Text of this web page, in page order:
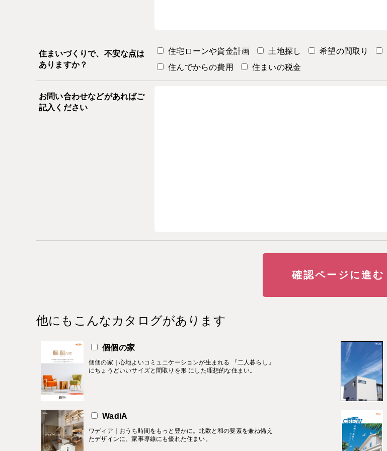
住まいづくりで、不安な点は
ありますか？
住宅ローンや資金計画 土地探し 希望の間取り
住んでからの費用
住まいの税金
お問い合わせなどがあればご
記入ください
他にもこんなカタログがあります
個個の家
個個の家｜心地よいコミュニケーションが生まれる 『二人暮らし』
にちょうどいいサイズと間取りを形 にした理想的な住まい。
WadiA
ワディア｜おうち時間をもっと豊かに。北欧と和の要素を兼ね備え
たデザインに、家事導線にも優れた住まい。